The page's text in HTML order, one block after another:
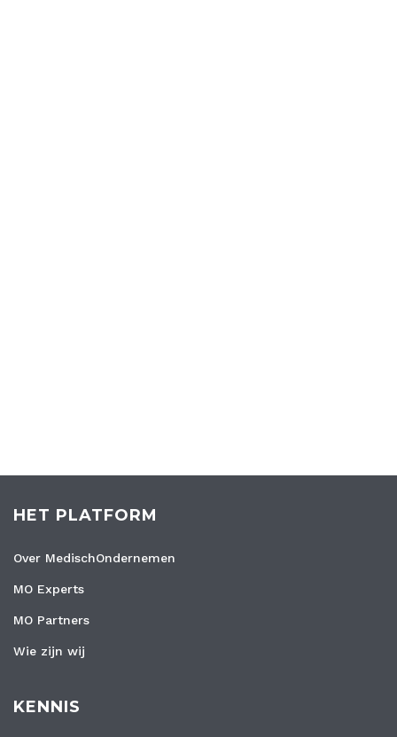
HET PLATFORM
Over MedischOndernemen
MO Experts
MO Partners
Wie zijn wij
KENNIS